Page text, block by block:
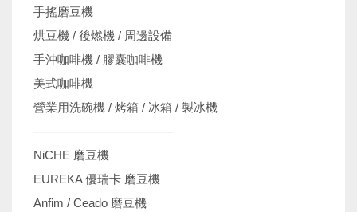
手搖磨豆機
烘豆機 / 後燃機 / 周邊設備
手沖咖啡機 / 膠囊咖啡機
美式咖啡機
營業用洗碗機 / 烤箱 / 冰箱 / 製冰機
────────────────
NiCHE 磨豆機
EUREKA 優瑞卡 磨豆機
Anfim / Ceado 磨豆機